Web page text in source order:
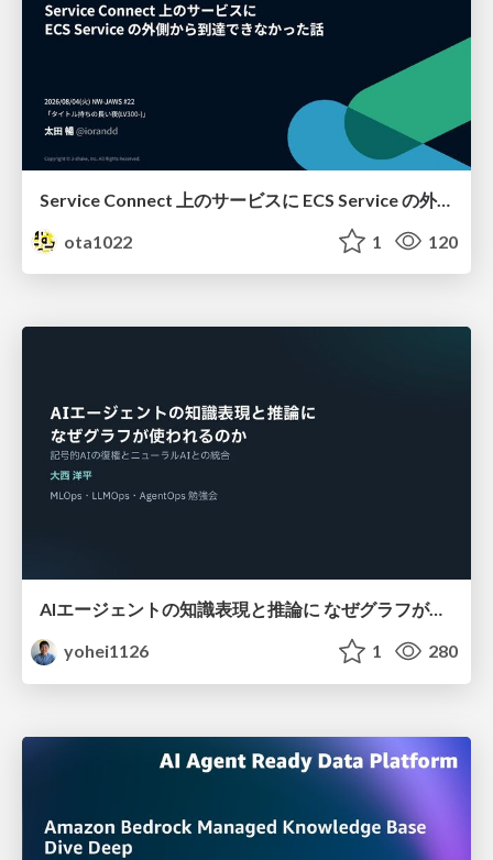
Service Connect 上のサービスに ECS Service の外側から到達できなかった話
ota1022
1 120
AIエージェントの知識表現と推論に なぜグラフが使われるのか - 記号的AIの復権とニューラルAIとの統合
yohei1126
1 280